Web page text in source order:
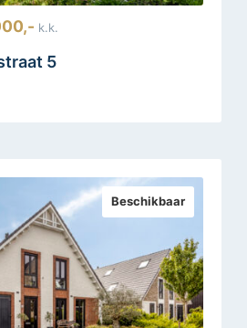
k.k.
5
Beschikbaar